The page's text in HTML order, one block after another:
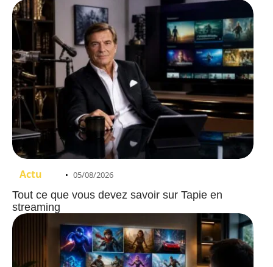
Actu 05/08/2026
Tout ce que vous devez savoir sur Tapie en
streaming